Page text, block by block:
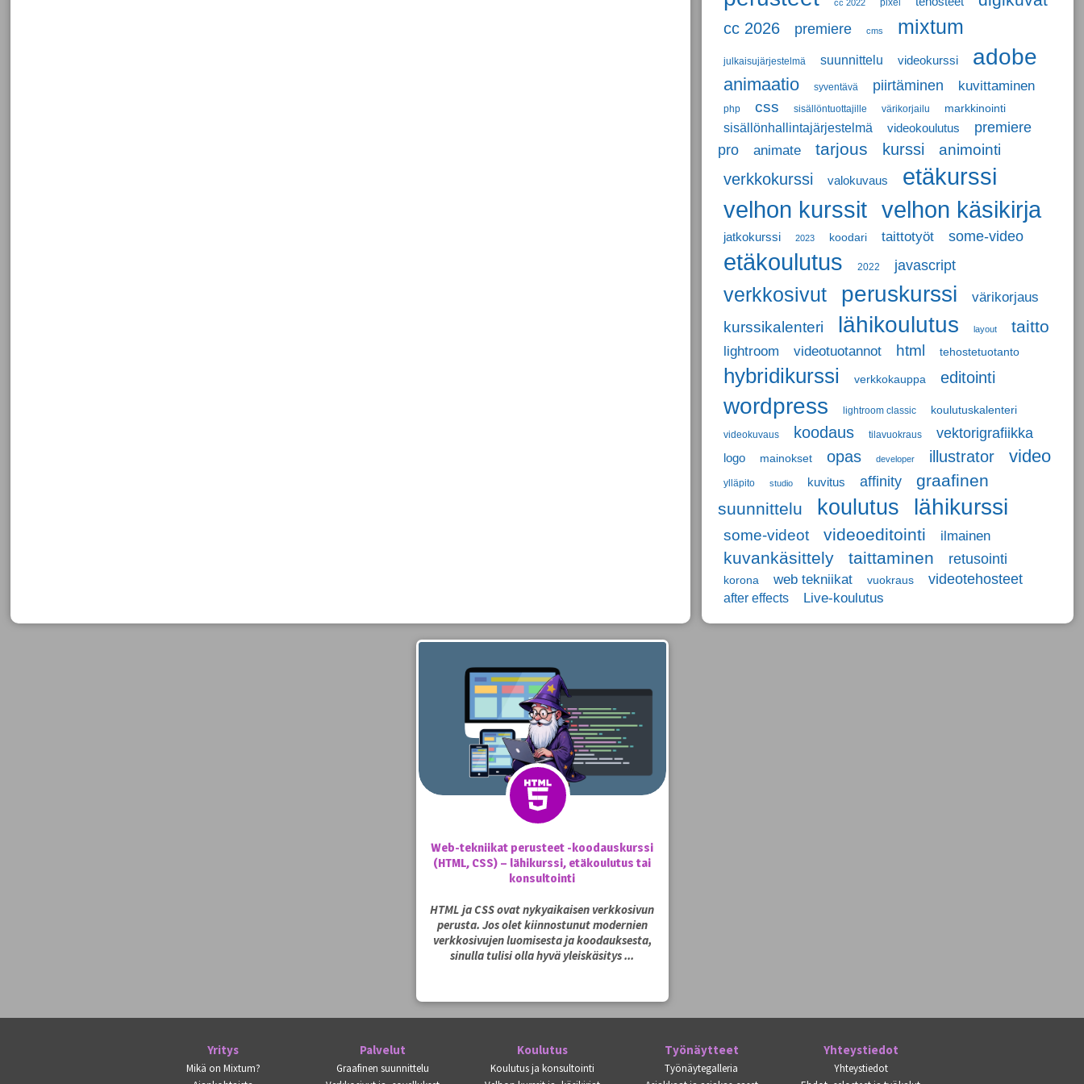
cc 2022 pixel
cc 2026 premiere cms mixtum
julkaisujärjestelmä suunnittelu videokurssi adobe
animaatio syventävä piirtäminen kuvittaminen
php css sisällöntuottajille värikorjailu markkinointi
sisällönhallintajärjestelmä videokoulutus
premiere
pro
animate tarjous kurssi animointi
verkkokurssi valokuvaus
etäkurssi
velhon kurssit velhon käsikirja
jatkokurssi 2023 koodari taittotyöt some-video
etäkoulutus 2022 javascript
verkkosivut peruskurssi värikorjaus
kurssikalenteri lähikoulutus layout taitto
lightroom videotuotannot html tehostetuotanto
hybridikurssi verkkokauppa editointi
wordpress lightroom classic koulutuskalenteri
videokuvaus koodaus tilavuokraus vektorigrafiikka
logo mainokset opas developer illustrator video
ylläpito studio kuvitus affinity
graafinen
suunnittelu
koulutus lähikurssi
some-videot videoeditointi ilmainen
kuvankäsittely taittaminen retusointi
korona web tekniikat vuokraus videotehosteet
after effects Live-koulutus
Web-tekniikat perusteet -koodauskurssi
(HTML, CSS) – lähikurssi, etäkoulutus tai
konsultointi
HTML ja CSS ovat nykyaikaisen verkkosivun
perusta. Jos olet kiinnostunut modernien
verkkosivujen luomisesta ja koodauksesta,
sinulla tulisi olla hyvä yleiskäsitys ...
Yritys
Mikä on Mixtum?
Palvelut
Graafinen suunnittelu
Koulutus
Koulutus ja konsultointi
Työnäytteet
Työnäytegalleria
Yhteystiedot
Yhteystiedot